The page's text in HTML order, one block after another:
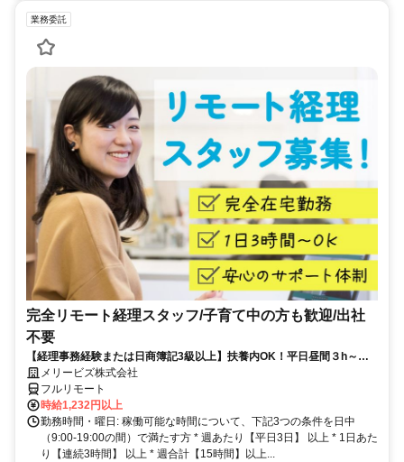
業務委託
完全リモート経理スタッフ/子育て中の方も歓迎/出社
不要
【経理事務経験または日商簿記3級以上】扶養内OK！平日昼間３h～。
完全在宅で育児・介護中の方も大歓迎♪
メリービズ株式会社
フルリモート
時給1,232円以上
勤務時間・曜日: 稼働可能な時間について、下記3つの条件を日中
（9:00-19:00の間）で満たす方 * 週あたり【平日3日】 以上 * 1日あた
り【連続3時間】 以上 * 週合計【15時間】以上...